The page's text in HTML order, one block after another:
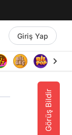
Giriş Yap
Görüş Bildir